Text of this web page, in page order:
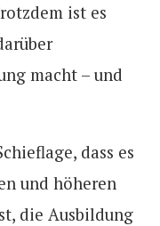
ist es
macht – und
dass es
und höheren
die Ausbildung